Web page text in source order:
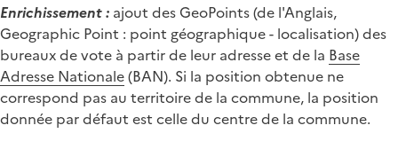
Enrichissement : ajout des GeoPoints (de l'Anglais,
Geographic Point : point géographique - localisation) des
bureaux de vote à partir de leur adresse et de la Base
Adresse Nationale(BAN). Si la position obtenue ne
correspond pas au territoire de la commune, la position
donnée par défaut est celle du centre de la commune.